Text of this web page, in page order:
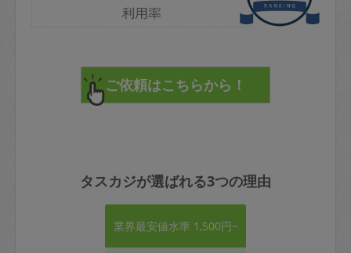
タスカジが選ばれる3つの理由
業界最安値水準 1,500円~